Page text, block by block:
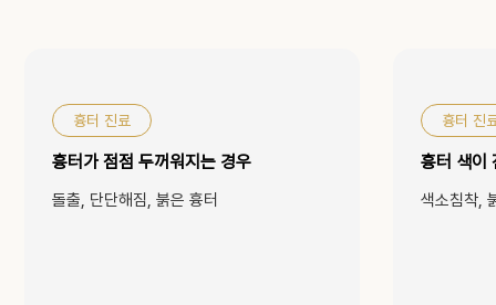
흉터 진료
흉터가 점점 두꺼워지는 경우
돌출, 단단해짐, 붉은 흉터
흉터 진
흉터 색이
색소침착,